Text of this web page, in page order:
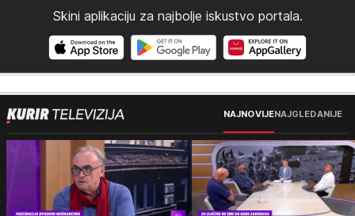
Skini aplikaciju za najbolje iskustvo portala.
NAJNOVIJENAJGLEDANIJE